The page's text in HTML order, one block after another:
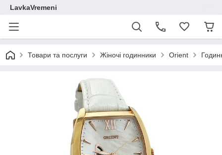
LavkaVremeni
Товари та послуги Жіночі годинники Orient